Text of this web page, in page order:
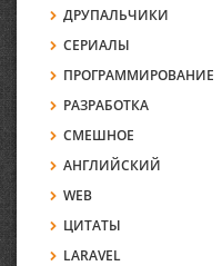
ДРУПАЛЬЧИКИ
СЕРИАЛЫ
ПРОГРАММИРОВАНИЕ
РАЗРАБОТКА
СМЕШНОЕ
АНГЛИЙСКИЙ
WEB
ЦИТАТЫ
LARAVEL